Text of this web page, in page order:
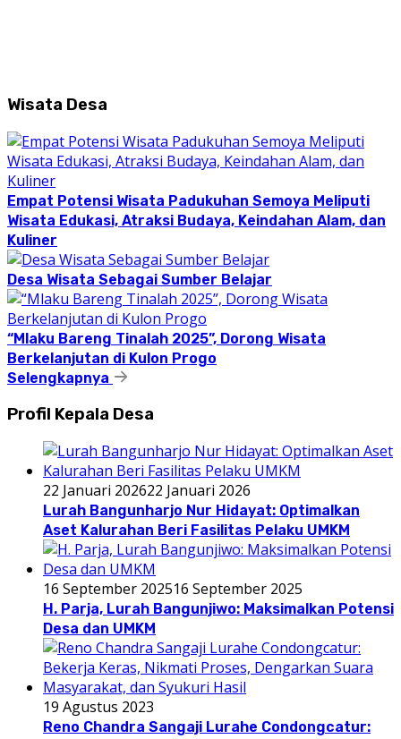
Wisata Desa
Empat Potensi Wisata Padukuhan Semoya Meliputi
Wisata Edukasi, Atraksi Budaya, Keindahan Alam, dan
Kuliner
Desa Wisata Sebagai Sumber Belajar
“Mlaku Bareng Tinalah 2025”, Dorong Wisata
Berkelanjutan di Kulon Progo
Selengkapnya
Profil Kepala Desa
22 Januari 202622 Januari 2026
Lurah Bangunharjo Nur Hidayat: Optimalkan
Aset Kalurahan Beri Fasilitas Pelaku UMKM
16 September 202516 September 2025
H. Parja, Lurah Bangunjiwo: Maksimalkan Potensi
Desa dan UMKM
19 Agustus 2023
Reno Chandra Sangaji Lurahe Condongcatur: